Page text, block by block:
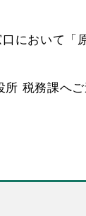
において「
所 税務課へ